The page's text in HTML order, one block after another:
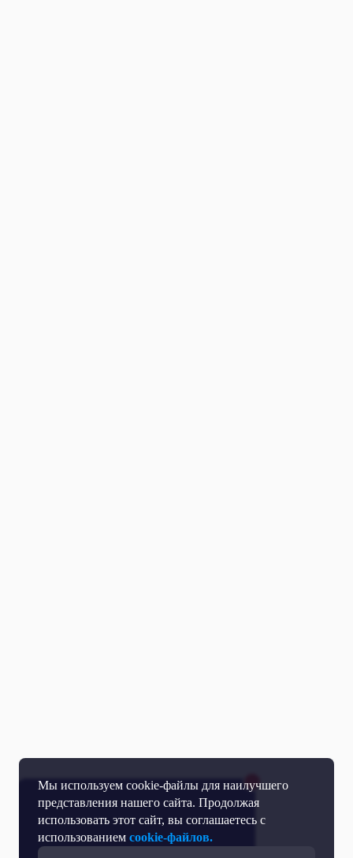
Мы используем cookie-файлы для наилучшего
представления нашего сайта. Продолжая
использовать этот сайт, вы соглашаетесь с
использованием cookie-файлов.